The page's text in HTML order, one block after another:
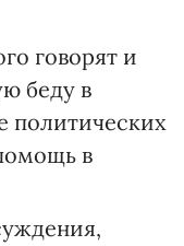
говорят и
беду в
политических
в